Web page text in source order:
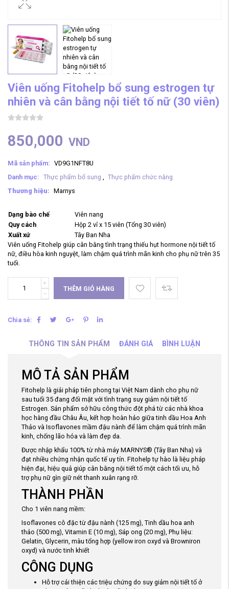
Viên uống Fitohelp bổ sung estrogen tự
nhiên và cân bằng nội tiết tố nữ (30 viên)
850,000 VND
Mã sản phẩm: VD9G1NFT8U
Danh mục: Thực phẩm bổ sung , Thực phẩm chức năng
Thương hiệu: Marnys
Dạng bào chế
Viên nang
Quy cách
Hộp 2 vỉ x 15 viên (Tổng 30 viên)
Xuất xứ
Tây Ban Nha
Viên uống Fitohelp giúp cân bằng tình trạng thiếu hụt hormone nội tiết tố
nữ, điều hòa kinh nguyệt, làm chậm quá trình mãn kinh cho phụ nữ trên 35
tuổi.
THÊM GIỎ HÀNG
Chia sẻ:
THÔNG TIN SẢN PHẨM ĐÁNH GIÁ BÌNH LUẬN
MÔ TẢ SẢN PHẨM
Fitohelp là giải pháp tiên phong tại Việt Nam dành cho phụ nữ
sau tuổi 35 đang đối mặt với tình trạng suy giảm nội tiết tố
Estrogen. Sản phẩm sở hữu công thức đột phá từ các nhà khoa
học hàng đầu Châu Âu, kết hợp hoàn hảo giữa tinh dầu Hoa Anh
Thảo và Isoflavones mầm đậu nành để làm chậm quá trình mãn
kinh, chống lão hóa và làm đẹp da.
Được nhập khẩu 100% từ nhà máy MARNYS® (Tây Ban Nha) và
đạt nhiều chứng nhận quốc tế uy tín. Fitohelp tự hào là liệu pháp
hiện đại, hiệu quả giúp cân bằng nội tiết tố một cách tối ưu, hỗ
trợ phụ nữ gìn giữ nét thanh xuân rạng rỡ.
THÀNH PHẦN
Cho 1 viên nang mềm:
Isoflavones cô đặc từ đậu nành (125 mg), Tinh dầu hoa anh
thảo (500 mg), Vitamin E (10 mg), Sáp ong (20 mg), Phụ liệu:
Gelatin, Glycerin, màu tổng hợp (yellow iron oxyd và Browniron
oxyd) và nước tinh khiết
CÔNG DỤNG
Hỗ trợ cải thiện các triệu chứng do suy giảm nội tiết tố ở